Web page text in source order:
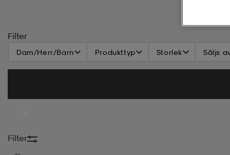
Filter
Dam/Herr/Barn Produkttyp Storlek Säljs
Filter